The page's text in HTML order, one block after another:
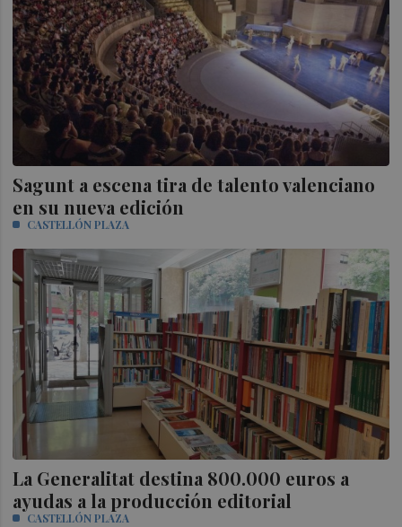
Sagunt a escena tira de talento valenciano
en su nueva edición
CASTELLÓN PLAZA
La Generalitat destina 800.000 euros a
ayudas a la producción editorial
CASTELLÓN PLAZA